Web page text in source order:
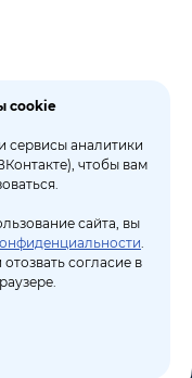
cookie
сервисы аналитики
чтобы вам
сайта, вы
.
согласие в